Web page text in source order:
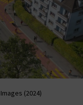
(2024)